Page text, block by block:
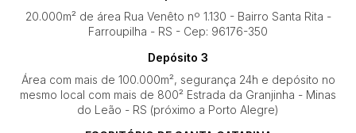
20.000m² de área Rua Venêto nº 1.130 - Bairro Santa Rita -
Farroupilha - RS - Cep: 96176-350
Depósito 3
Área com mais de 100.000m², segurança 24h e depósito no
mesmo local com mais de 800² Estrada da Granjinha - Minas
do Leão - RS (próximo a Porto Alegre)